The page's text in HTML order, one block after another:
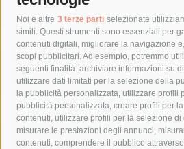
Noi e altre 3 terze parti selezionate
simili. Questi strumenti sono essenziali per
contenuti digitali, migliorare la navigazione
scopi pubblicitari. Ad esempio, potremmo
seguenti finalità: archiviare informazioni su
utilizzare dati limitati per la selezione della
la pubblicità personalizzata, utilizzare profili
pubblicità personalizzata, creare profili per
contenuti, utilizzare profili per la selezione di
misurare le prestazioni degli annunci,
contenuti, comprendere il pubblico
Tag
acqua allerta meteo
anas
area marina protetta di punta
Asl Napoli 3 sud
capitaneria di porto
castellammare di stabia
comune di sorrento
concerto